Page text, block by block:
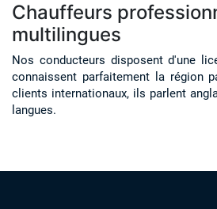
Chauffeurs
multilingues
Nos conducteurs disposent d'une
connaissent parfaitement la région
clients internationaux, ils parlent
langues.